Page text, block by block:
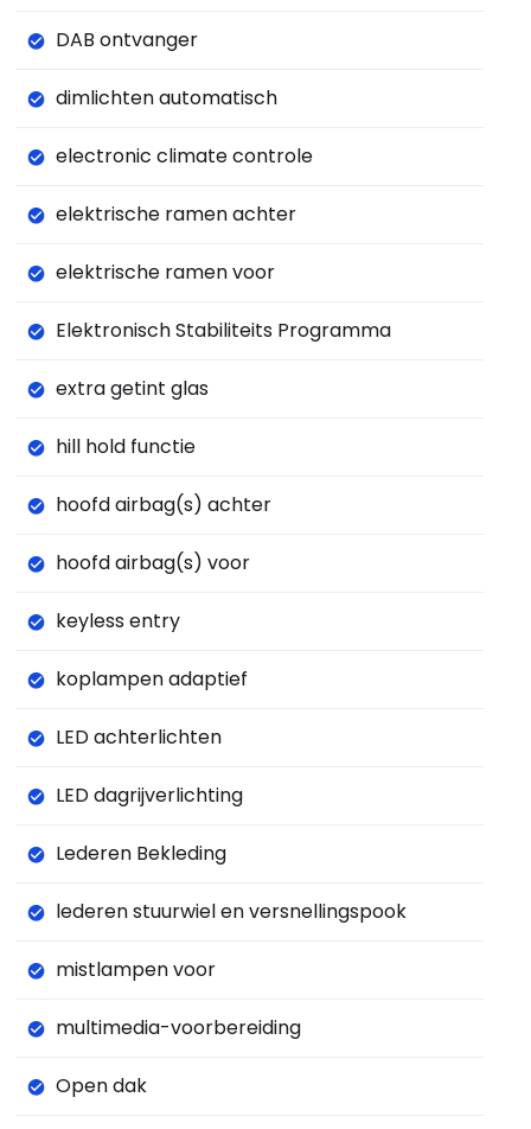
DAB ontvanger
dimlichten automatisch
electronic climate controle
elektrische ramen achter
elektrische ramen voor
Elektronisch Stabiliteits Programma
extra getint glas
hill hold functie
hoofd airbag(s) achter
hoofd airbag(s) voor
keyless entry
koplampen adaptief
LED achterlichten
LED dagrijverlichting
Lederen Bekleding
lederen stuurwiel en versnellingspook
mistlampen voor
multimedia-voorbereiding
Open dak